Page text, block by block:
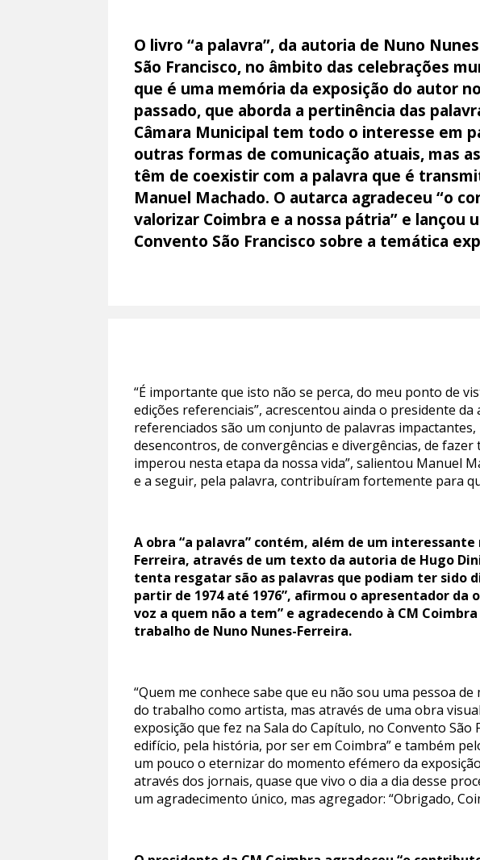
O livro “a palavra”, da autoria de Nuno
São Francisco, no âmbito das celebrações
que é uma memória da exposição do autor
passado, que aborda a pertinência das
Câmara Municipal tem todo o interesse em
outras formas de comunicação atuais, mas
têm de coexistir com a palavra que é
Manuel Machado. O autarca agradeceu “o
valorizar Coimbra e a nossa pátria” e
Convento São Francisco sobre a temática
“É importante que isto não se perca, do meu ponto de
edições referenciais”, acrescentou ainda o presidente
referenciados são um conjunto de palavras
desencontros, de convergências e divergências, de
imperou nesta etapa da nossa vida”, salientou Manuel
e a seguir, pela palavra, contribuíram fortemente para
A obra “a palavra” contém, além de um
Ferreira, através de um texto da autoria de Hugo
tenta resgatar são as palavras que podiam ter sido
partir de 1974 até 1976”, afirmou o apresentador
voz a quem não a tem” e agradecendo à CM
trabalho de Nuno Nunes-Ferreira.
“Quem me conhece sabe que eu não sou uma pessoa
do trabalho como artista, mas através de uma obra
exposição que fez na Sala do Capítulo, no Convento
edifício, pela história, por ser em Coimbra” e também
um pouco o eternizar do momento efémero da
através dos jornais, quase que vivo o dia a dia desse
um agradecimento único, mas agregador: “Obrigado,